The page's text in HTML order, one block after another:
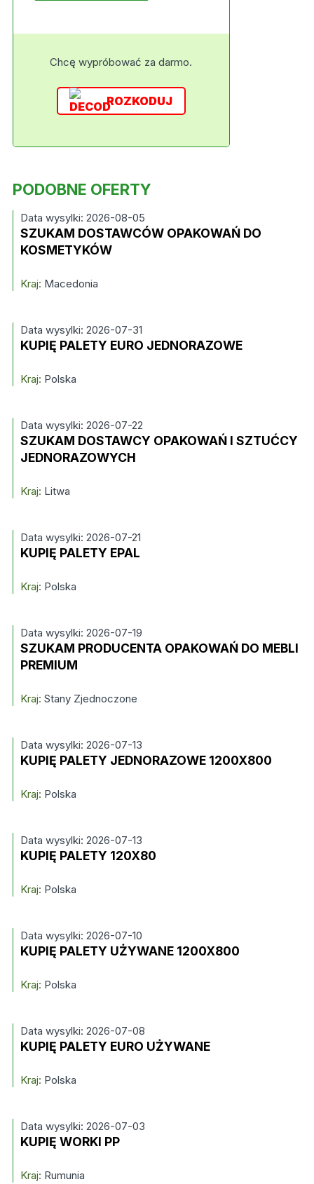
Chcę wypróbować za darmo.
ROZKODUJ
PODOBNE OFERTY
Data wysylki: 2026-08-05
SZUKAM DOSTAWCÓW OPAKOWAŃ DO
KOSMETYKÓW
Kraj: Macedonia
Data wysylki: 2026-07-31
KUPIĘ PALETY EURO JEDNORAZOWE
Kraj: Polska
Data wysylki: 2026-07-22
SZUKAM DOSTAWCY OPAKOWAŃ I SZTUĆCY
JEDNORAZOWYCH
Kraj: Litwa
Data wysylki: 2026-07-21
KUPIĘ PALETY EPAL
Kraj: Polska
Data wysylki: 2026-07-19
SZUKAM PRODUCENTA OPAKOWAŃ DO MEBLI
PREMIUM
Kraj: Stany Zjednoczone
Data wysylki: 2026-07-13
KUPIĘ PALETY JEDNORAZOWE 1200X800
Kraj: Polska
Data wysylki: 2026-07-13
KUPIĘ PALETY 120X80
Kraj: Polska
Data wysylki: 2026-07-10
KUPIĘ PALETY UŻYWANE 1200X800
Kraj: Polska
Data wysylki: 2026-07-08
KUPIĘ PALETY EURO UŻYWANE
Kraj: Polska
Data wysylki: 2026-07-03
KUPIĘ WORKI PP
Kraj: Rumunia